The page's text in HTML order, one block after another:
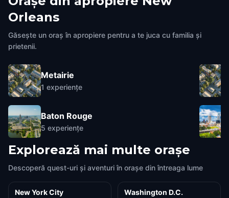
Orleans
Găsește un oraș în apropiere pentru a te juca cu familia și
prietenii.
Metairie
1 experiențe
Baton Rouge
5 experiențe
Explorează mai multe orașe
Descoperă quest-uri și aventuri în orașe din întreaga lume
New York City Washington D.C.